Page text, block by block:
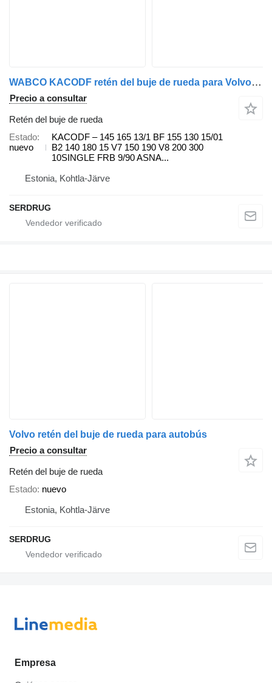
WABCO KACODF retén del buje de rueda para Volvo autobús
Precio a consultar
Retén del buje de rueda
Estado
nuevo
KACODF – 145 165 13/1 BF 155 130 15/01
B2 140 180 15 V7 150 190 V8 200 300
10SINGLE FRB 9/90 ASNA...
Estonia, Kohtla-Järve
SERDRUG
Volvo retén del buje de rueda para autobús
Precio a consultar
Retén del buje de rueda
Estado nuevo
Estonia, Kohtla-Järve
SERDRUG
Empresa